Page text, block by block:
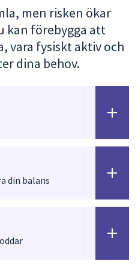
att
presenteras
under
fältet.
Använd
enter
men risken ökar
kan förebygga att
vara fysiskt aktiv och
dina behov.
din balans